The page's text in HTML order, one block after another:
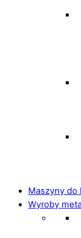
Maszyny do
Wyroby